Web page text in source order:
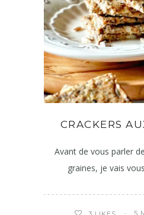
CRACKERS
Avant de vous parler
graines, je vais
5